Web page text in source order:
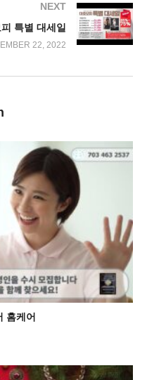
NEXT
특별 대세일
22, 2022
홈케어